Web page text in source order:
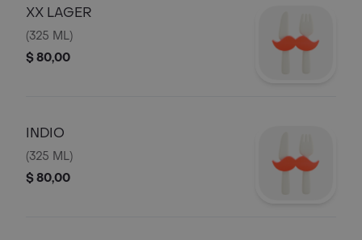
XX LAGER
(325 ML)
$ 80,00
INDIO
(325 ML)
$ 80,00